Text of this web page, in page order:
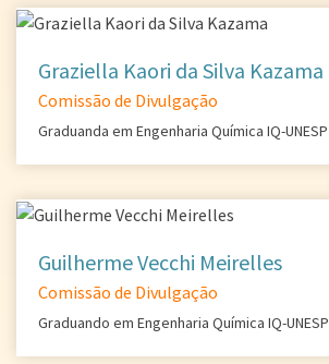
Graziella Kaori da Silva Kazama
Comissão de Divulgação
Graduanda em Engenharia Química IQ-UNESP
Guilherme Vecchi Meirelles
Comissão de Divulgação
Graduando em Engenharia Química IQ-UNESP